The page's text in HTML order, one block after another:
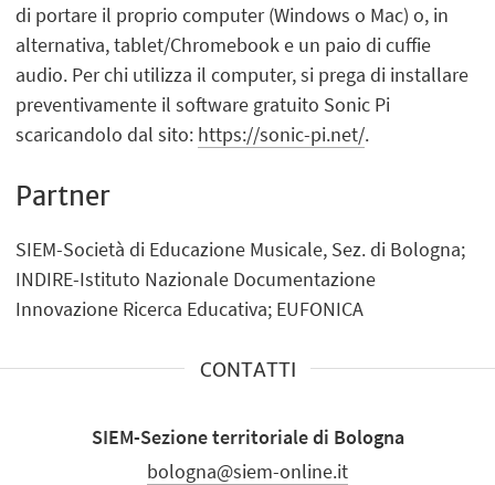
di portare il proprio computer (Windows o Mac) o, in
alternativa, tablet/Chromebook e un paio di cuffie
audio. Per chi utilizza il computer, si prega di installare
preventivamente il software gratuito Sonic Pi
scaricandolo dal sito: https://sonic-pi.net/.
Partner
SIEM-Società di Educazione Musicale, Sez. di Bologna;
INDIRE-Istituto Nazionale Documentazione
Innovazione Ricerca Educativa; EUFONICA
CONTATTI
SIEM-Sezione territoriale di Bologna
bologna@siem-online.it